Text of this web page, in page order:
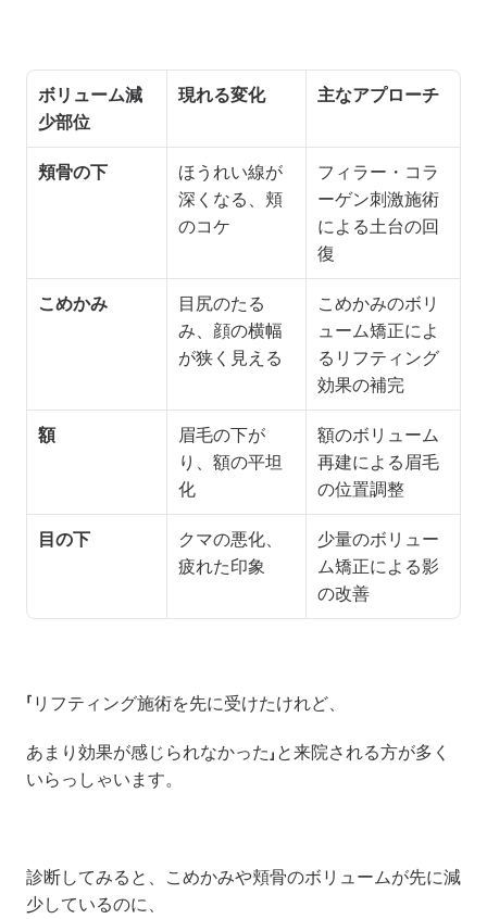
ボリューム減
少部位
現れる変化 主なアプローチ
頬骨の下
ほうれい線が
深くなる、頬
のコケ
フィラー・コラ
ーゲン刺激施術
による土台の回
復
こめかみ
目尻のたる
み、顔の横幅
が狭く見える
こめかみのボリ
ューム矯正によ
るリフティング
効果の補完
額
眉毛の下が
り、額の平坦
化
額のボリューム
再建による眉毛
の位置調整
目の下
クマの悪化、
疲れた印象
少量のボリュー
ム矯正による影
の改善
「リフティング施術を先に受けたけれど、
あまり効果が感じられなかった」と来院される方が多く
いらっしゃいます。
診断してみると、こめかみや頬骨のボリュームが先に減
少しているのに、